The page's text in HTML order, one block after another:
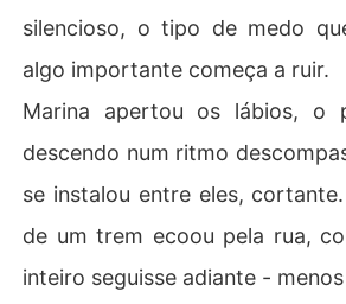
silencioso, o tipo de medo
algo importante começa a ruir.
Marina apertou os lábios, o
descendo num ritmo
se instalou entre eles,
de um trem ecoou pela rua,
inteiro seguisse adiante -